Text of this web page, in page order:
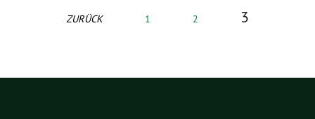
ZURÜCK 1 2 3